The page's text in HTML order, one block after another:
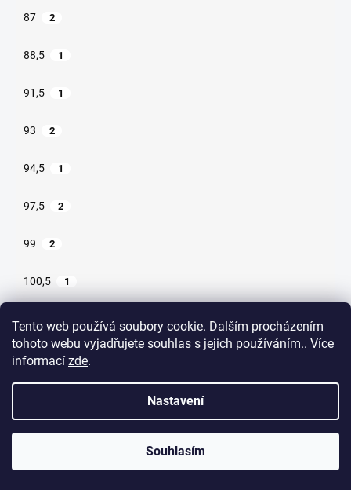
Tento web používá soubory cookie. Dalším procházením
tohoto webu vyjadřujete souhlas s jejich používáním.. Více
informací zde.
Nastavení
Souhlasím
87 2
88,5 1
91,5 1
93 2
94,5 1
97,5 2
99 2
100,5 1
103,5 1
74 1
82 1